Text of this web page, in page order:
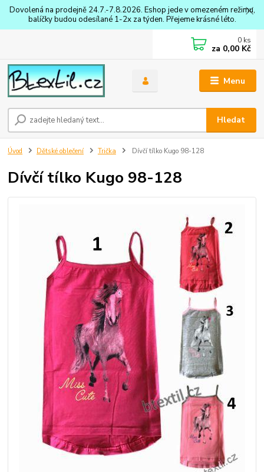
Dovolená na prodejně 24.7.-7.8.2026. Eshop jede v omezeném režimu,
balíčky budou odesílané 1-2x za týden. Přejeme krásné léto.
Menu
Hledat
0 ks
za 0,00 Kč
Úvod Dětské oblečení Trička Dívčí tílko Kugo 98-128
Dívčí tílko Kugo 98-128